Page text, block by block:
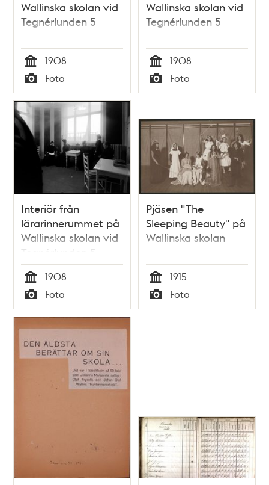
Wallinska skolan vid
Tegnérlunden 5
Tid
1908
Typ
Foto
Wallinska skolan vid
Tegnérlunden 5
Tid
1908
Typ
Foto
Interiör från
lärarinnerummet på
Wallinska skolan vid
Tegnérlunden 5
Tid
1908
Typ
Foto
Pjäsen "The
Sleeping Beauty" på
Wallinska skolan
Tid
1915
Typ
Foto